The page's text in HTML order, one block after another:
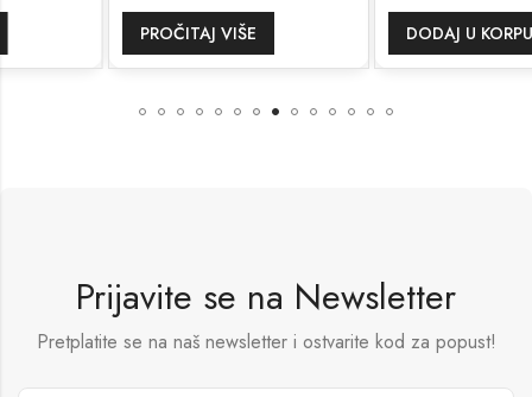
PROČITAJ VIŠE DODAJ U KORPU
Prijavite se na Newsletter
Pretplatite se na naš newsletter i ostvarite kod za popust!